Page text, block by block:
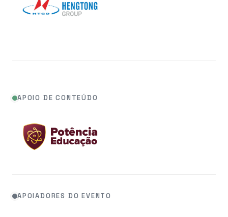
APOIO DE CONTEÚDO
APOIADORES DO EVENTO